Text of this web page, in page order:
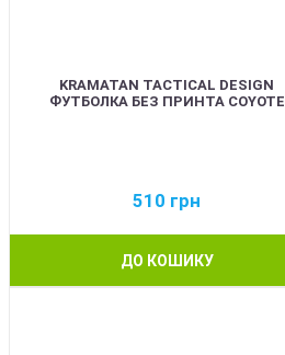
KRAMATAN TACTICAL DESIGN
ФУТБОЛКА БЕЗ ПРИНТА COYOTE
510 грн
ДО КОШИКУ